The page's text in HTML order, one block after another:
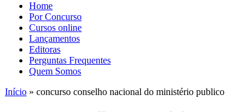
Home
Por Concurso
Cursos online
Lançamentos
Editoras
Perguntas Frequentes
Quem Somos
Início » concurso conselho nacional do ministério publico